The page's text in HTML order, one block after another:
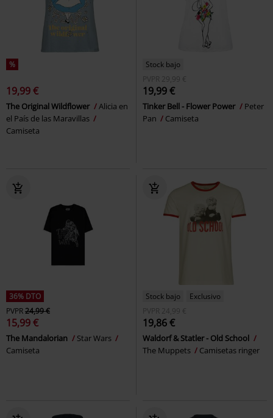
%
19,99 €
The Original Wildflower
Alicia en
el País de las Maravillas
Camiseta
Stock bajo
PVPR 29,99 €
19,99 €
Tinker Bell - Flower Power
Peter
Pan
Camiseta
36% DTO
PVPR24,99 €
15,99 €
The Mandalorian
Star Wars
Camiseta
Stock bajo
Exclusivo
PVPR 24,99 €
19,86 €
Waldorf & Statler - Old School
The Muppets
Camisetas ringer